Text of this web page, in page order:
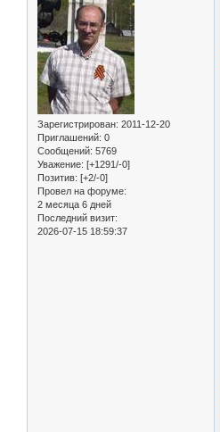
Зарегистрирован: 2011-12-20
Приглашений: 0
Сообщений: 5769
Уважение: [+1291/-0]
Позитив: [+2/-0]
Провел на форуме:
2 месяца 6 дней
Последний визит:
2026-07-15 18:59:37